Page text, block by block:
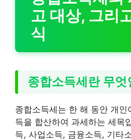
고 대상, 그리
식
종합소득세란 무엇
종합소득세는 한 해 동안 개인
득을 합산하여 과세하는 세목
득, 사업소득, 금융소득, 기타